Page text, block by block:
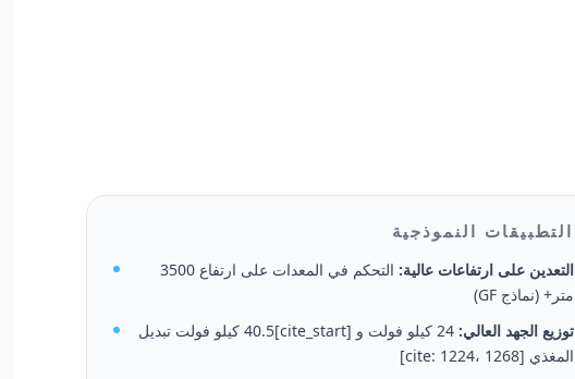
التطبيقات النموذجية
التعدين على ارتفاعات عالية:
التحكم في المعدات على ارتفاع 3500
متر+ (نماذج GF)
توزيع الجهد العالي:
24 كيلو فولت و [cite_start]40.5 كيلو فولت تبديل
المغذي [cite: 1224، 1268]